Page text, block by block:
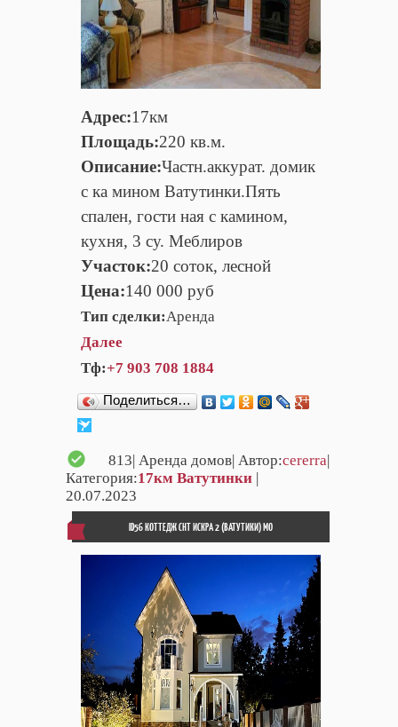
Адрес:17км
Площадь:220 кв.м.
Описание:Частн.аккурат. домик
с ка мином Ватутинки.Пять
спален, гости ная с камином,
кухня, 3 су. Меблиров
Участок:20 соток, лесной
Цена:140 000 руб
Тип сделки:Аренда
Далее
Тф:+7 903 708 1884
Поделиться…
813| Аренда домов| Автор:cererra|
Категория:17км Ватутинки |
20.07.2023
ID56 КОТТЕДЖ СНТ ИСКРА 2 (ВАТУТИКИ) МО